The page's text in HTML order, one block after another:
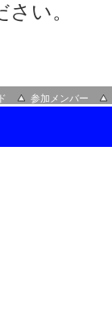
い。
参加メンバー